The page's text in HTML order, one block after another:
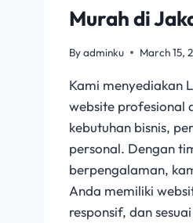
Murah di
Byadminku March 15,
Kami menyediakan
website profesional
kebutuhan bisnis,
personal. Dengan
berpengalaman,
Anda memiliki
responsif, dan